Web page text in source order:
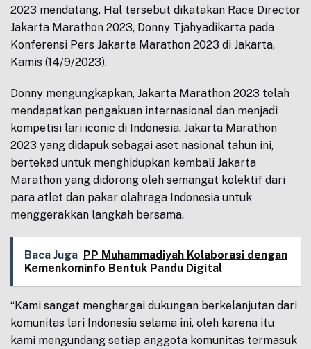
2023 mendatang. Hal tersebut dikatakan Race Director
Jakarta Marathon 2023, Donny Tjahyadikarta pada
Konferensi Pers Jakarta Marathon 2023 di Jakarta,
Kamis (14/9/2023).
Donny mengungkapkan, Jakarta Marathon 2023 telah
mendapatkan pengakuan internasional dan menjadi
kompetisi lari iconic di Indonesia. Jakarta Marathon
2023 yang didapuk sebagai aset nasional tahun ini,
bertekad untuk menghidupkan kembali Jakarta
Marathon yang didorong oleh semangat kolektif dari
para atlet dan pakar olahraga Indonesia untuk
menggerakkan langkah bersama.
Baca Juga PP Muhammadiyah Kolaborasi dengan
Kemenkominfo Bentuk Pandu Digital
“Kami sangat menghargai dukungan berkelanjutan dari
komunitas lari Indonesia selama ini, oleh karena itu
kami mengundang setiap anggota komunitas termasuk